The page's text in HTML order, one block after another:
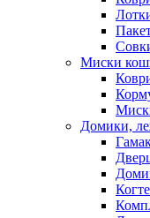
Миски
Домики,